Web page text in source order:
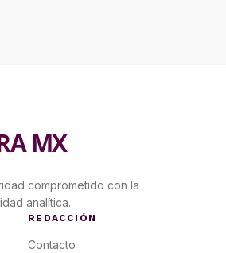
MX
comprometido con la
analítica.
REDACCIÓN
Contacto